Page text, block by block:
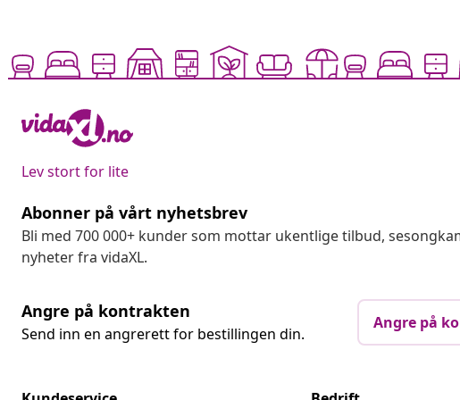
Lev stort for lite
Abonner på vårt nyhetsbrev
Bli med 700 000+ kunder som mottar ukentlige tilbud,
nyheter fra vidaXL.
Angre på kontrakten
Send inn en angrerett for bestillingen din.
Angre på